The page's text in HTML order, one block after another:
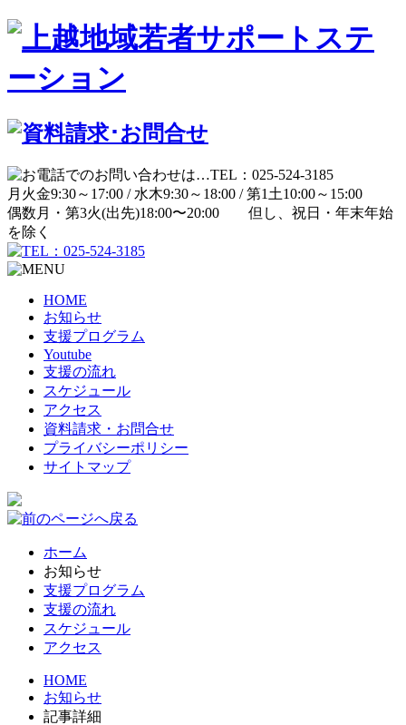
月 火金9:30～17:00 / 水木9:30～18:00 /第1土10:00～15:00
偶数月・第3火(出先)18:00〜20:00 但し、祝日・年末年始
を除く
HOME
お知らせ
支援プログラム
Youtube
支援の流れ
スケジュール
アクセス
資料請求・お問合せ
プライバシーポリシー
サイトマップ
ホーム
お知らせ
支援プログラム
支援の流れ
スケジュール
アクセス
HOME
お知らせ
記事詳細